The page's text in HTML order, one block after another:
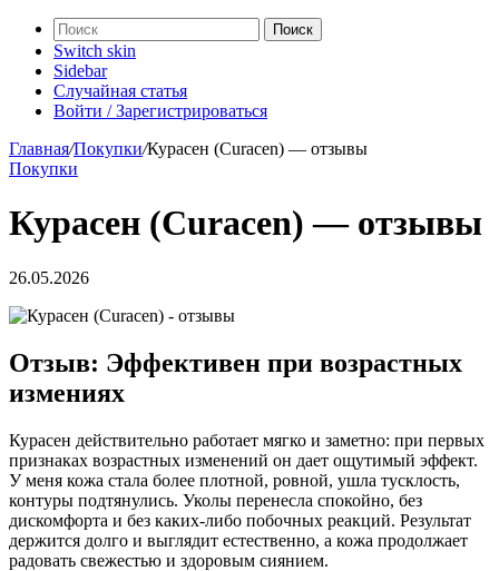
Поиск
Switch skin
Sidebar
Случайная статья
Войти / Зарегистрироваться
Главная/Покупки/Курасен (Curacen) — отзывы
Покупки
Курасен (Curacen) — отзывы
26.05.2026
Отзыв: Эффективен при возрастных
измениях
Курасен действительно работает мягко и заметно: при первых
признаках возрастных изменений он дает ощутимый эффект.
У меня кожа стала более плотной, ровной, ушла тусклость,
контуры подтянулись. Уколы перенесла спокойно, без
дискомфорта и без каких‑либо побочных реакций. Результат
держится долго и выглядит естественно, а кожа продолжает
радовать свежестью и здоровым сиянием.